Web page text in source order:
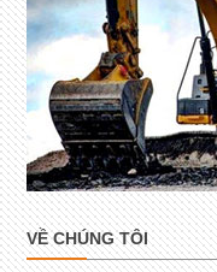
VỀ CHÚNG TÔI